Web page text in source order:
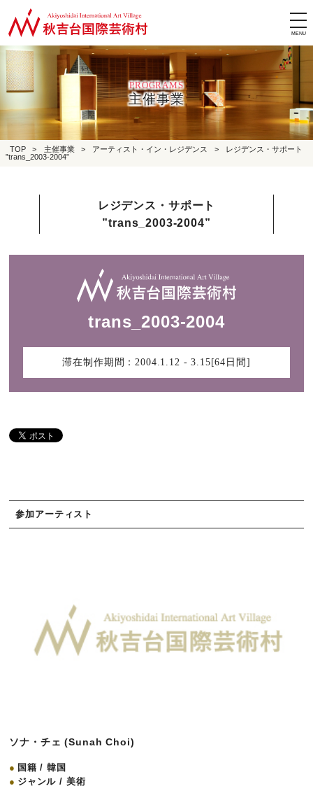
PROGRAMS
主催事業
TOP > 主催事業 > アーティスト・イン・レジデンス >
レジデンス・サポート
”trans_2003-2004”
レジデンス・サポート
”trans_2003-2004”
trans_2003-2004
滞在制作期間： 2004.1.12 - 3.15[64日間]
参加アーティスト
ソナ・チェ (Sunah Choi)
国籍 / 韓国
ジャンル / 美術